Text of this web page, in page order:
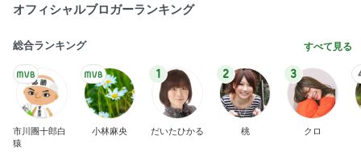
オフィシャルブロガーランキング
総合ランキング すべて見る
市川團十郎白
猿
小林麻央
1
だいたひかる
2
桃
3
クロ